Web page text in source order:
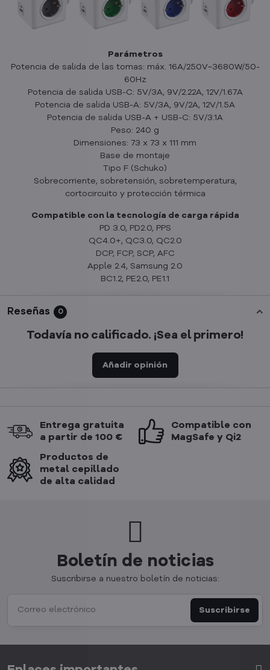
Parámetros
Potencia de salida de las tomas: máx. 16A/250V~3680W/50-
60Hz
Potencia de salida USB-C: 5V/3A, 9V/2.22A, 12V/1.67A
Potencia de salida USB-A: 5V/3A, 9V/2A, 12V/1.5A
Potencia de salida USB-A + USB-C: 5V/3.1A
Peso: 240 g
Dimensiones: 73 x 73 x 111 mm
Base de montaje
Tipo F (Schuko)
Sobrecorriente, sobretensión, sobretemperatura,
cortocircuito y protección térmica
Compatible con la tecnología de carga rápida
PD 3.0, PD2.0, PPS
QC4.0+, QC3.0, QC2.0
DCP, FCP, SCP, AFC
Apple 2.4, Samsung 2.0
BC1.2, PE2.0, PE1.1
Reseñas 0
Todavía no calificado. ¡Sea el primero!
Añadir opinión
Entrega gratuita
a partir de 100 €
Compatible con
MagSafe y Qi2
Productos de
metal cepillado
de alta calidad
Boletín de noticias
Suscribirse a nuestro boletín de noticias:
Suscribirse